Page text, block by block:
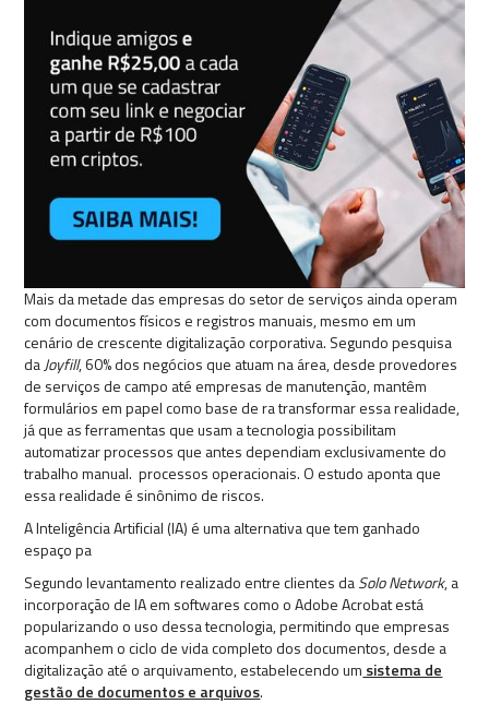
Mais da metade das empresas do setor de serviços ainda operam
com documentos físicos e registros manuais, mesmo em um
cenário de crescente digitalização corporativa. Segundo pesquisa
daJoyfill, 60% dos negócios que atuam na área, desde provedores
de serviços de campo até empresas de manutenção, mantêm
formulários em papel como base de ra transformar essa realidade,
já que as ferramentas que usam a tecnologia possibilitam
automatizar processos que antes dependiam exclusivamente do
trabalho manual. processos operacionais. O estudo aponta que
essa realidade é sinônimo de riscos.
A Inteligência Artificial (IA) é uma alternativa que tem ganhado
espaço pa
Segundo levantamento realizado entre clientes daSolo Network, a
incorporação de IA em softwares como o Adobe Acrobat está
popularizando o uso dessa tecnologia, permitindo que empresas
acompanhem o ciclo de vida completo dos documentos, desde a
digitalização até o arquivamento, estabelecendo um sistema de
gestão de documentos e arquivos.